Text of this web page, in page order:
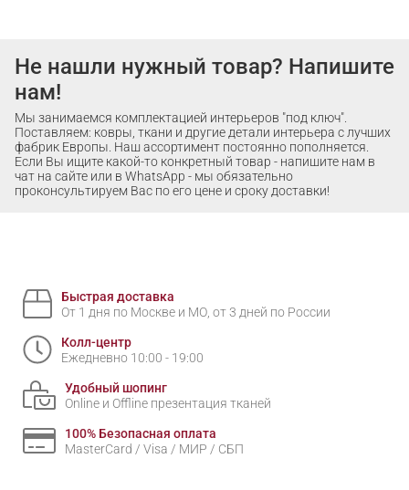
Не нашли нужный товар? Напишите
нам!
Мы занимаемся комплектацией интерьеров "под ключ".
Поставляем: ковры, ткани и другие детали интерьера с лучших
фабрик Европы. Наш ассортимент постоянно пополняется.
Если Вы ищите какой-то конкретный товар - напишите нам в
чат на сайте или в WhatsApp - мы обязательно
проконсультируем Вас по его цене и сроку доставки!
Быстрая доставка
От 1 дня по Москве и МО, от 3 дней по России
Колл-центр
Ежедневно 10:00 - 19:00
Удобный шопинг
Online и Offline презентация тканей
100% Безопасная оплата
MasterCard / Visa / МИР / СБП